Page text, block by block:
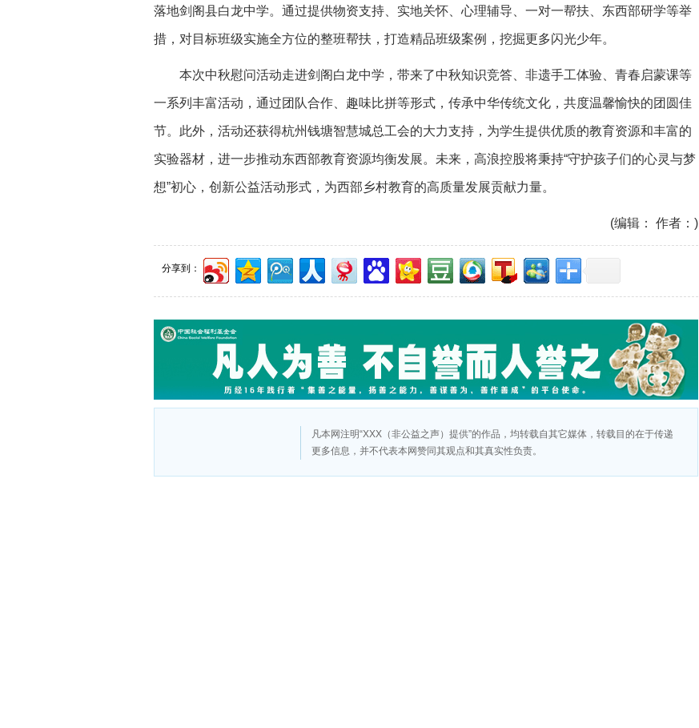
落地剑阁县白龙中学。通过提供物资支持、实地关怀、心理辅导、一对一帮扶、东西部研学等举
措，对目标班级实施全方位的整班帮扶，打造精品班级案例，挖掘更多闪光少年。
本次中秋慰问活动走进剑阁白龙中学，带来了中秋知识竞答、非遗手工体验、青春启蒙课等
一系列丰富活动，通过团队合作、趣味比拼等形式，传承中华传统文化，共度温馨愉快的团圆佳
节。此外，活动还获得杭州钱塘智慧城总工会的大力支持，为学生提供优质的教育资源和丰富的
实验器材，进一步推动东西部教育资源均衡发展。未来，高浪控股将秉持“守护孩子们的心灵与梦
想”初心，创新公益活动形式，为西部乡村教育的高质量发展贡献力量。
(编辑： 作者：)
分享到：
凡本网注明“XXX（非公益之声）提供”的作品，均转载自其它媒体，转载目的在于传递
更多信息，并不代表本网赞同其观点和其真实性负责。